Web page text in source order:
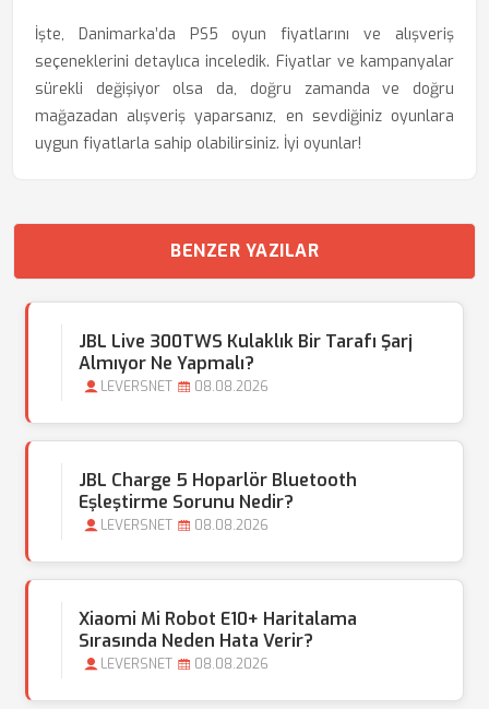
İşte, Danimarka’da PS5 oyun fiyatlarını ve alışveriş
seçeneklerini detaylıca inceledik. Fiyatlar ve kampanyalar
sürekli değişiyor olsa da, doğru zamanda ve doğru
mağazadan alışveriş yaparsanız, en sevdiğiniz oyunlara
uygun fiyatlarla sahip olabilirsiniz. İyi oyunlar!
BENZER YAZILAR
JBL Live 300TWS Kulaklık Bir Tarafı Şarj
Almıyor Ne Yapmalı?
LEVERSNET 08.08.2026
JBL Charge 5 Hoparlör Bluetooth
Eşleştirme Sorunu Nedir?
LEVERSNET 08.08.2026
Xiaomi Mi Robot E10+ Haritalama
Sırasında Neden Hata Verir?
LEVERSNET 08.08.2026